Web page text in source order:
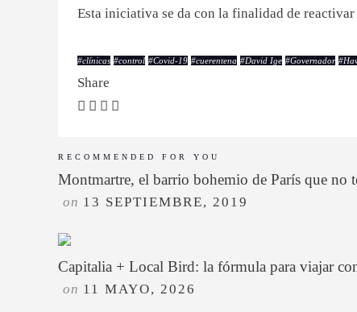
Esta iniciativa se da con la finalidad de
#clínicas #control #Covid-19 #cuerentena #David Ige #Governador #
Share
RECOMMENDED FOR YOU
Montmartre, el barrio bohemio de París que no
on 13 SEPTIEMBRE, 2019
Capitalia + Local Bird: la fórmula para viajar
on 11 MAYO, 2026